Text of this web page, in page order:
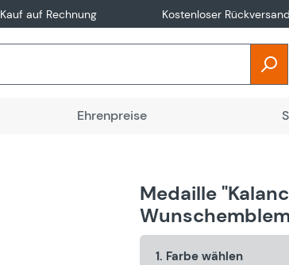
Kauf auf Rechnung Kostenloser Rückversand
Ehrenpreise
Medaille
1. Farbe wählen